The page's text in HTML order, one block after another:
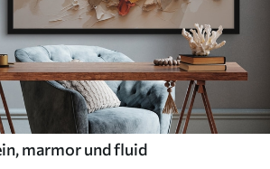
marmor und fluid